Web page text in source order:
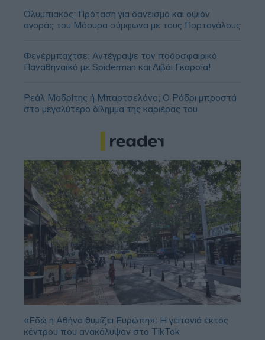
Ολυμπιακός: Πρόταση για δανεισμό και οψιόν
αγοράς του Μόουρα σύμφωνα με τους Πορτογάλους
Φενέρμπαχτσε: Αντέγραψε τον ποδοσφαιρικό
Παναθηναϊκό με Spiderman και Λιβάι Γκαρσία!
Ρεάλ Μαδρίτης ή Μπαρτσελόνα; Ο Ρόδρι μπροστά
στο μεγαλύτερο δίλημμα της καριέρας του
«Εδώ η Αθήνα θυμίζει Ευρώπη»: H γειτονιά εκτός
κέντρου που ανακάλυψαν στο TikTok